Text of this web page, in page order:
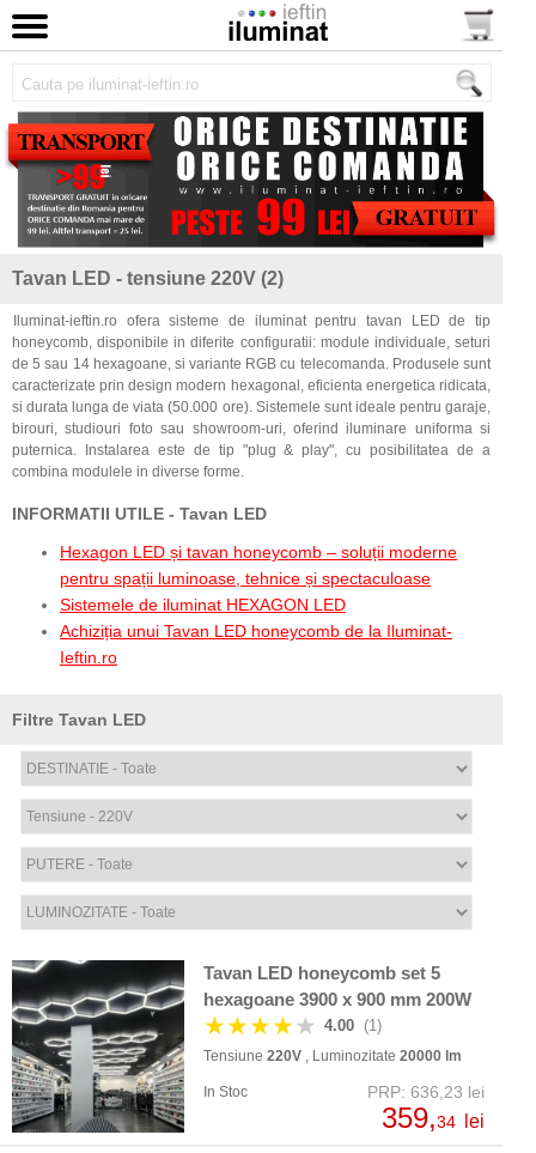
Tavan LED - tensiune 220V (2)
Iluminat-ieftin.ro ofera sisteme de iluminat pentru tavan LED de tip
honeycomb, disponibile in diferite configuratii: module individuale, seturi
de 5 sau 14 hexagoane, si variante RGB cu telecomanda. Produsele sunt
caracterizate prin design modern hexagonal, eficienta energetica ridicata,
si durata lunga de viata (50.000 ore). Sistemele sunt ideale pentru garaje,
birouri, studiouri foto sau showroom-uri, oferind iluminare uniforma si
puternica. Instalarea este de tip "plug & play", cu posibilitatea de a
combina modulele in diverse forme.
INFORMATII UTILE - Tavan LED
Hexagon LED și tavan honeycomb – soluții moderne
pentru spații luminoase, tehnice și spectaculoase
Sistemele de iluminat HEXAGON LED
Achiziția unui Tavan LED honeycomb de la Iluminat-
Ieftin.ro
Filtre Tavan LED
Tavan LED honeycomb set 5
hexagoane 3900 x 900 mm 200W
★★★★★ 4.00 (1)
Tensiune 220V , Luminozitate 20000 lm
In Stoc PRP: 636,23 lei
359,34 lei